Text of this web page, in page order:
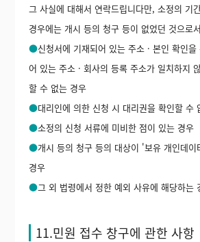
그 사실에 대해서 연락드립니다만, 소정의 기
경우에는 개시 등의 청구 등이 없었던 것으로
●신청서에 기재되어 있는 주소 · 본인 확인
어 있는 주소 · 회사의 등록 주소가 일치하지
할 수 없는 경우
●대리인에 의한 신청 시 대리권을 확인할 수
●소정의 신청 서류에 미비한 점이 있는 경우
●개시 등의 청구 등의 대상이 '보유 개인데
경우
●그 외 법령에서 정한 예외 사유에 해당하는
11.민원 접수 창구에 관한 사항